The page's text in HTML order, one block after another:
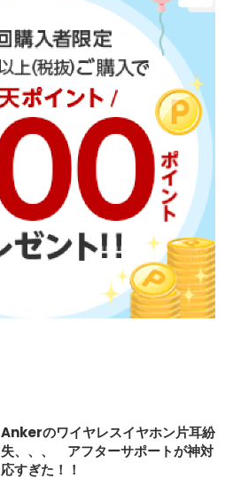
Ankerのワイヤレスイヤホン片耳紛
失、、、 アフターサポートが神対
応すぎた！！